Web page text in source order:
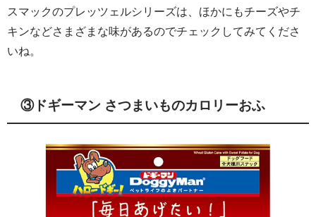
スマックのプレッツェルシリーズは、ほかにもチーズやチ
キンなどさまざまな味があるのでチェックしてみてくださ
いね。
③ドギーマン さつまいものカロリーおふ